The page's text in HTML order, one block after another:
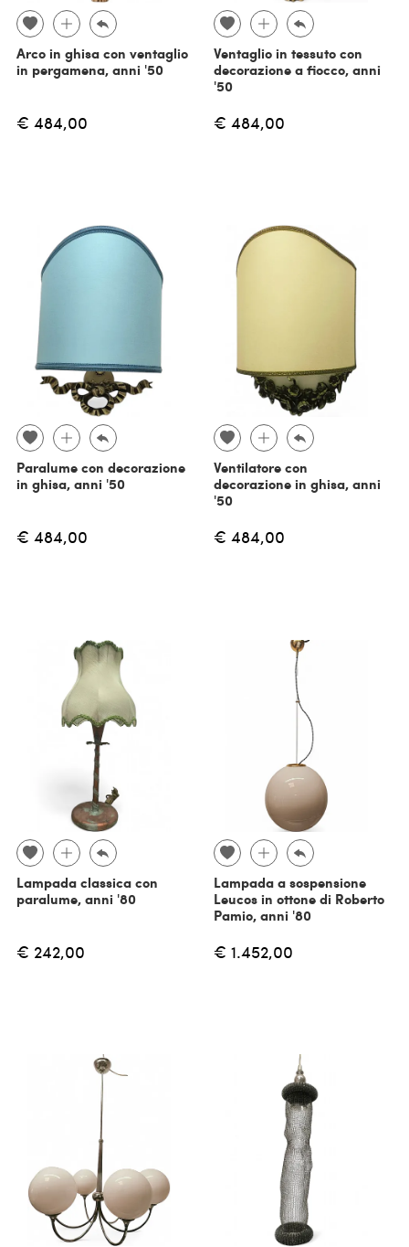
Arco in ghisa con ventaglio
in pergamena, anni '50
€ 484,00
Ventaglio in tessuto con
decorazione a fiocco, anni
'50
€ 484,00
Paralume con decorazione
in ghisa, anni '50
€ 484,00
Ventilatore con
decorazione in ghisa, anni
'50
€ 484,00
Lampada classica con
paralume, anni '80
€ 242,00
Lampada a sospensione
Leucos in ottone di Roberto
Pamio, anni '80
€ 1.452,00